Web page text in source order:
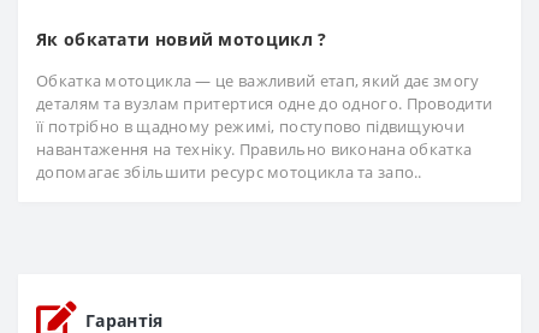
Як обкатати новий мотоцикл ?
Обкатка мотоцикла — це важливий етап, який дає змогу
деталям та вузлам притертися одне до одного. Проводити
її потрібно в щадному режимі, поступово підвищуючи
навантаження на техніку. Правильно виконана обкатка
допомагає збільшити ресурс мотоцикла та запо..
Гарантія